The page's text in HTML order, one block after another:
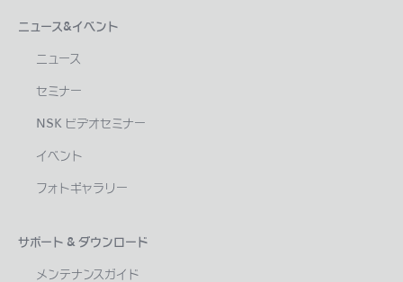
ニュース&イベント
ニュース
セミナー
NSK ビデオセミナー
イベント
フォトギャラリー
サポート & ダウンロード
メンテナンスガイド